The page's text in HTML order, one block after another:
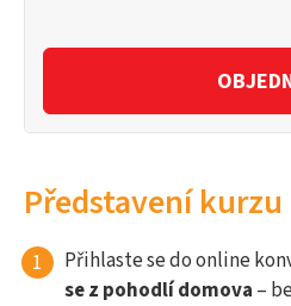
Představení kurzu
Přihlaste se do online
se z pohodlí domova –